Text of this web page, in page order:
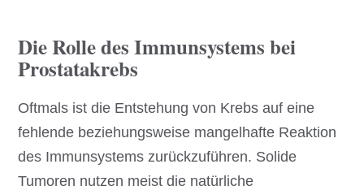
Die Rolle des Immunsystems bei
Prostatakrebs
Oftmals ist die Entstehung von Krebs auf eine
fehlende beziehungsweise mangelhafte Reaktion
des Immunsystems zurückzuführen. Solide
Tumoren nutzen meist die natürliche